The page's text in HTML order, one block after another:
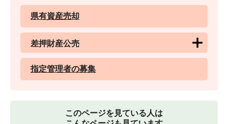
県有資産売却
差押財産公売
指定管理者の募集
このページを見ている人は